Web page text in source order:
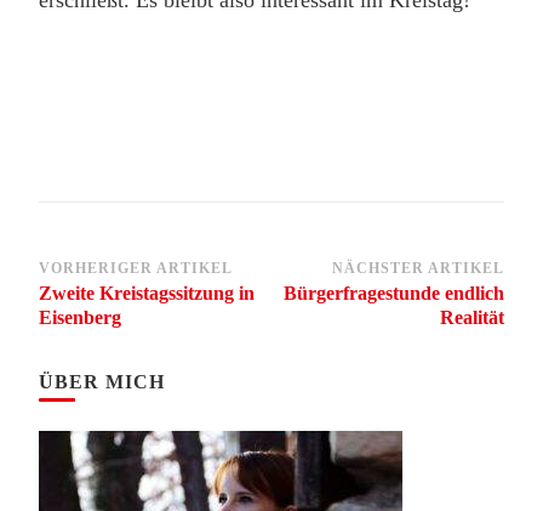
Beitragsnavigation
VORHERIGER ARTIKEL
Zweite Kreistagssitzung in
Eisenberg
NÄCHSTER ARTIKEL
Bürgerfragestunde endlich
Realität
ÜBER MICH